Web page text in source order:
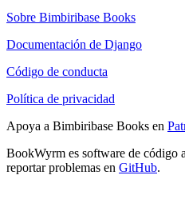
Sobre Bimbiribase Books
Documentación de Django
Código de conducta
Política de privacidad
Apoya a Bimbiribase Books en
BookWyrm es software de código
reportar problemas en GitHub.